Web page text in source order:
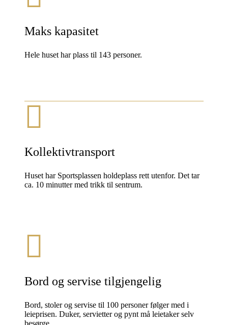
Maks kapasitet
Hele huset har plass til 143 personer.
Kollektivtransport
Huset har Sportsplassen holdeplass rett utenfor. Det tar
ca. 10 minutter med trikk til sentrum.
Bord og servise tilgjengelig
Bord, stoler og servise til 100 personer følger med i
leieprisen. Duker, servietter og pynt må leietaker selv